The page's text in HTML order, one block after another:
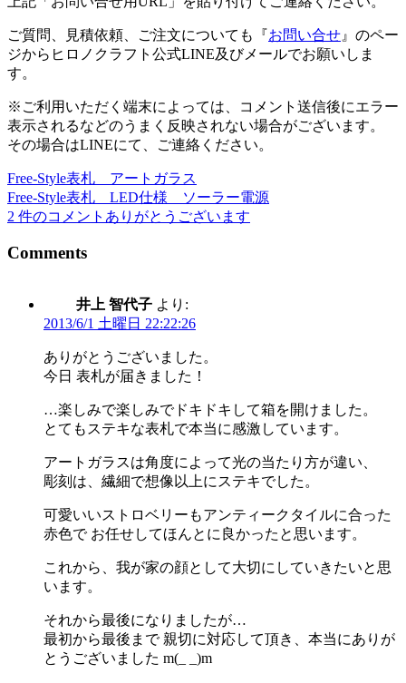
ご質問、見積依頼、ご注文についても『お問い合せ 』のペー
ジからヒロノクラフト公式LINE及びメールでお願いしま
す。
※ご利用いただく端末によっては、コメント送信後にエラー
表示されるなどのうまく反映されない場合がございます。
その場合はLINEにて、ご連絡ください。
投
稿
ナ
Free-Style表札 アートガラス
Free-Style表札 LED仕様 ソーラー電源
2 件のコメントありがとうございます
Comments
井上 智代子 より:
2013/6/1 土曜日 22:22:26
ありがとうございました。
今日 表札が届きました！
…楽しみで楽しみでドキドキして箱を開けました。
とてもステキな表札で本当に感激しています。
アートガラスは角度によって光の当たり方が違い、
彫刻は、繊細で想像以上にステキでした。
可愛いいストロベリーもアンティークタイルに合った
赤色で お任せしてほんとに良かったと思います。
これから、我が家の顔として大切にしていきたいと思
います。
それから最後になりましたが…
最初から最後まで 親切に対応して頂き、本当にありが
とうございました m(_ _)m